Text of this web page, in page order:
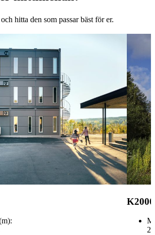
hitta den som passar bäst för er.
K2000